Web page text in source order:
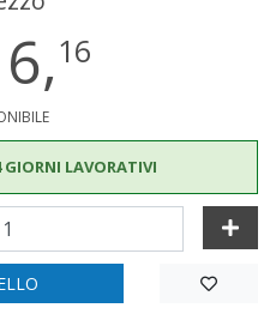
16
GIORNI LAVORATIVI